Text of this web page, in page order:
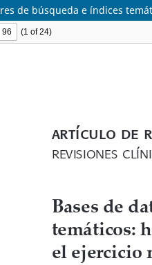
de búsqueda e índices